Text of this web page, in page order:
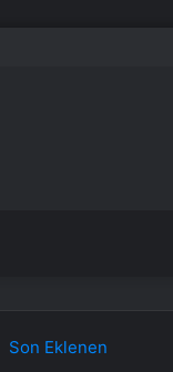
Son Eklenen